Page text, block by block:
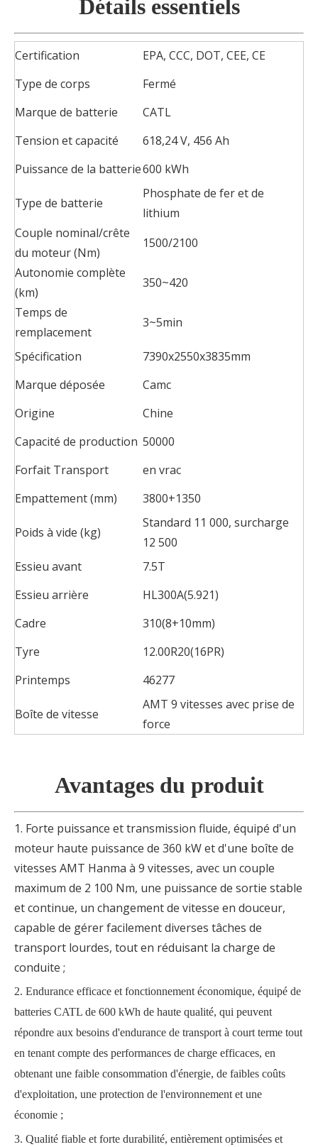
Détails essentiels
Certification
EPA, CCC, DOT, CEE, CE
Type de corps
Fermé
Marque de batterie
CATL
Tension et capacité
618,24 V, 456 Ah
Puissance de la batterie600 kWh
Type de batterie
Phosphate de fer et de
lithium
Couple nominal/crête
du moteur (Nm)
1500/2100
Autonomie complète
(km)
350~420
Temps de
remplacement
3~5min
Spécification
7390x2550x3835mm
Marque déposée
Camc
Origine
Chine
Capacité de production 50000
Forfait Transport
en vrac
Empattement (mm)
3800+1350
Poids à vide (kg)
Standard 11 000, surcharge
12 500
Essieu avant
7.5T
Essieu arrière
HL300A(5.921)
Cadre
310(8+10mm)
Tyre
12.00R20(16PR)
Printemps
46277
Boîte de vitesse
AMT 9 vitesses avec prise de
force
Avantages du produit
1. Forte puissance et transmission fluide, équipé d'un
moteur haute puissance de 360 ​​kW et d'une boîte de
vitesses AMT Hanma à 9 vitesses, avec un couple
maximum de 2 100 Nm, une puissance de sortie stable
et continue, un changement de vitesse en douceur,
capable de gérer facilement diverses tâches de
transport lourdes, tout en réduisant la charge de
conduite ;
2. Endurance efficace et fonctionnement économique, équipé de
batteries CATL de 600 kWh de haute qualité, qui peuvent
répondre aux besoins d'endurance de transport à court terme tout
en tenant compte des performances de charge efficaces, en
obtenant une faible consommation d'énergie, de faibles coûts
d'exploitation, une protection de l'environnement et une
économie ;
3. Qualité fiable et forte durabilité, entièrement optimisées et